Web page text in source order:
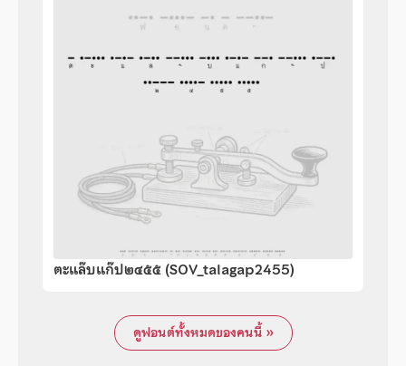
ตะแล๊บแก๊ป๒๔๕๕ (SOV_talagap2455)
ดูฟอนต์ทั้งหมดของคนนี้ »